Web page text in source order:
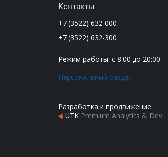
Контакты
+7 (3522) 632-000
+7 (3522) 632-300
Режим работы: с 8:00 до 20:00
Персональный раздел
Разработка и продвижение:
UTK Premium Analytics & Dev